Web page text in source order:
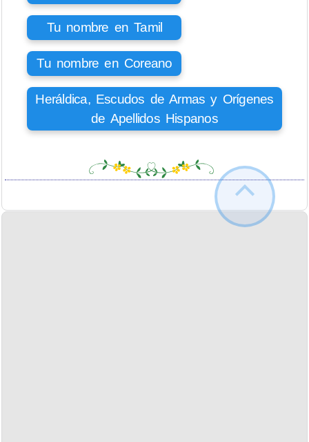
Tu nombre en Tamil
Tu nombre en Coreano
Heráldica, Escudos de Armas y Orígenes
de Apellidos Hispanos